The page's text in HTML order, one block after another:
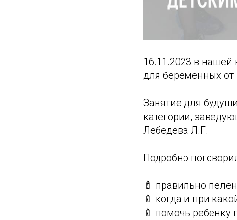
16.11.2023 в нашей
для беременных от
Занятие для
категории,
Лебедева Л.Г.
Подробно
🍼 правильно
🍼 когда и при
🍼 помочь ребёнку